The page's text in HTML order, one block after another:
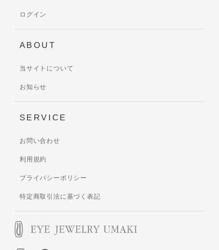
ログイン
ABOUT
当サイトについて
お知らせ
SERVICE
お問い合わせ
利用規約
プライバシーポリシー
特定商取引法に基づく表記